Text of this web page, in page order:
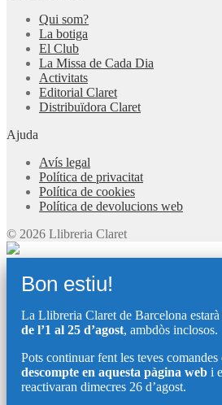
Qui som?
La botiga
El Club
La Missa de Cada Dia
Activitats
Editorial Claret
Distribuïdora Claret
Ajuda
Avís legal
Política de privacitat
Política de cookies
Política de devolucions web
© 2026 Llibreria Claret
Bon estiu!
La Llibreria Claret de Barcelona estarà
de l’1 al 25 d’agost, ambdòs inclosos.
Pots continuar fent les teves
descompte en aquesta pàgina web i
reactivaran dimecres 26 d’agost.